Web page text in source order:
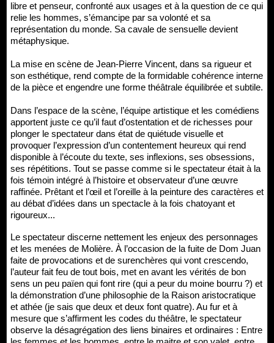
libre et penseur, confronté aux usages et à la question de ce qui
relie les hommes, s’émancipe par sa volonté et sa
représentation du monde. Sa cavale de sensuelle devient
métaphysique.
La mise en scène de Jean-Pierre Vincent, dans sa rigueur et
son esthétique, rend compte de la formidable cohérence interne
de la pièce et engendre une forme théâtrale équilibrée et subtile.
Dans l’espace de la scène, l’équipe artistique et les comédiens
apportent juste ce qu’il faut d’ostentation et de richesses pour
plonger le spectateur dans état de quiétude visuelle et
provoquer l’expression d’un contentement heureux qui rend
disponible à l’écoute du texte, ses inflexions, ses obsessions,
ses répétitions. Tout se passe comme si le spectateur était à la
fois témoin intégré à l’histoire et observateur d’une œuvre
raffinée. Prêtant et l’œil et l’oreille à la peinture des caractères et
au débat d’idées dans un spectacle à la fois chatoyant et
rigoureux...
Le spectateur discerne nettement les enjeux des personnages
et les menées de Molière. À l’occasion de la fuite de Dom Juan
faite de provocations et de surenchères qui vont crescendo,
l’auteur fait feu de tout bois, met en avant les vérités de bon
sens un peu païen qui font rire (qui a peur du moine bourru ?) et
la démonstration d’une philosophie de la Raison aristocratique
et athée (je sais que deux et deux font quatre). Au fur et à
mesure que s’affirment les codes du théâtre, le spectateur
observe la désagrégation des liens binaires et ordinaires : Entre